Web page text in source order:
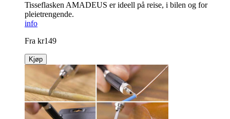
Tisseflasken AMADEUS er ideell på reise, i bilen og for
pleietrengende.
info
Fra kr149
Kjøp